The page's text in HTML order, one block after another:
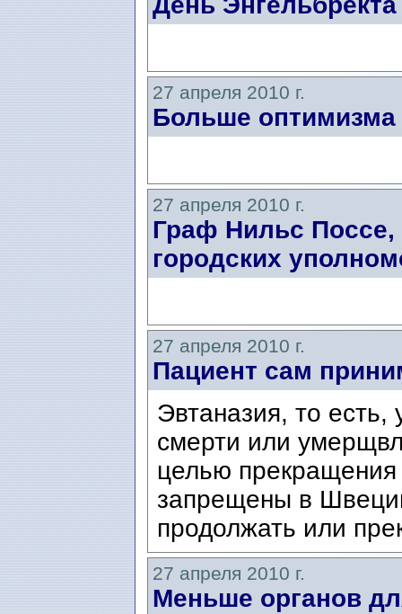
27 апреля 2010 г.
Больше оптимизма
27 апреля 2010 г.
Граф Нильс Поссе,
городских
27 апреля 2010 г.
Пациент сам
Эвтаназия, то
смерти или
целью
запрещены в
продолжать или
27 апреля 2010 г.
Меньше органов